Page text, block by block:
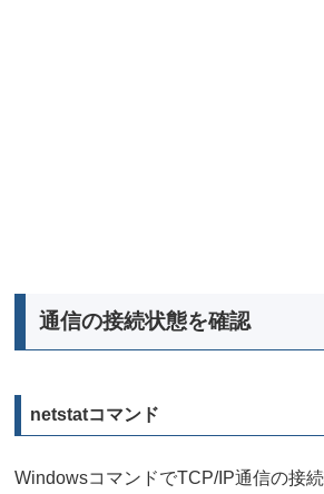
通信の接続状態を確認
netstatコマンド
WindowsコマンドでTCP/IP通信の接